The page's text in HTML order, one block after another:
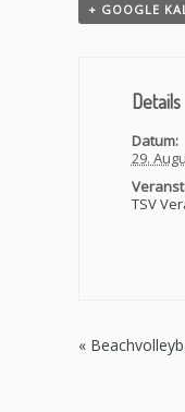
+ GOOGLE
Details
Datum:
29.
TSV
«